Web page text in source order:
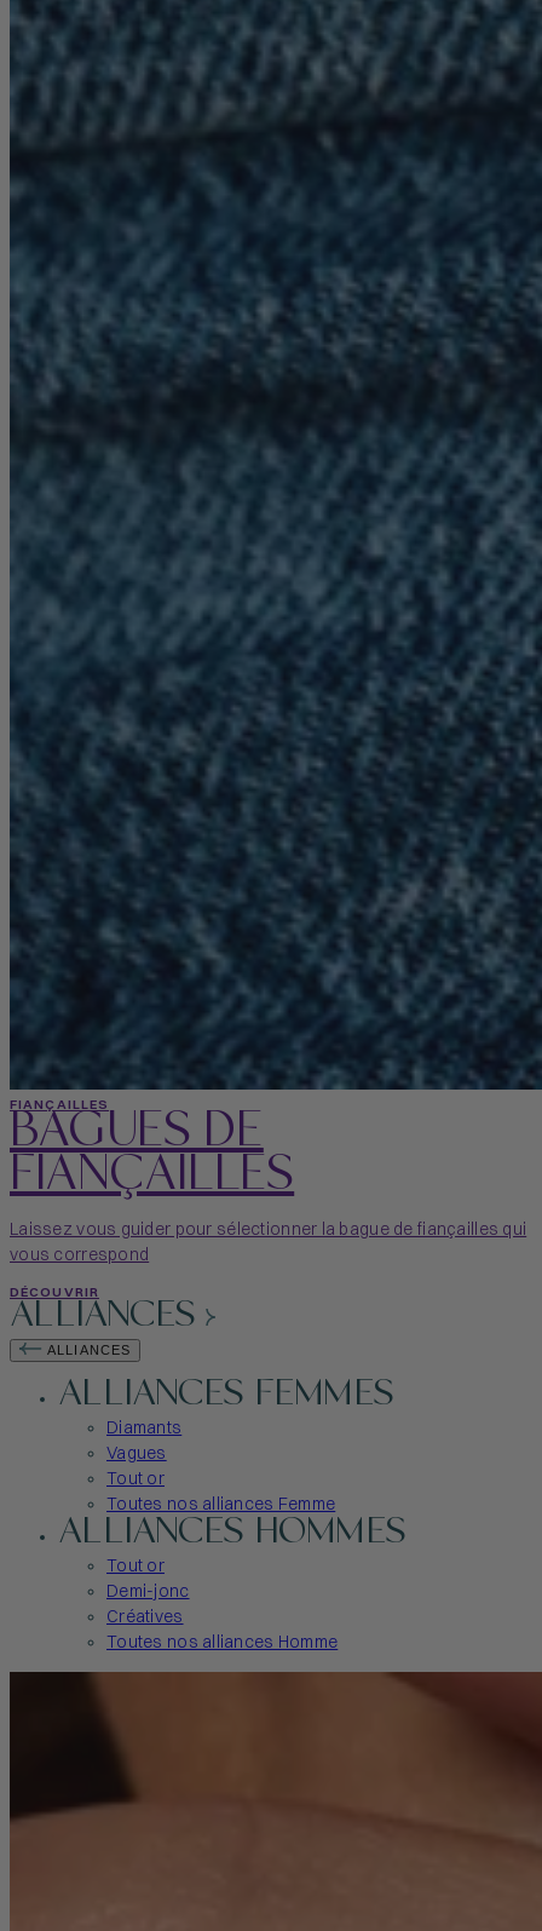
FIANÇAILLES
BAGUES DE
FIANÇAILLES
Laissez vous guider pour sélectionner la bague de fiançailles qui
vous correspond
DÉCOUVRIR
ALLIANCES
ALLIANCES
ALLIANCES FEMMES
Diamants
Vagues
Tout or
Toutes nos alliances Femme
ALLIANCES HOMMES
Tout or
Demi-jonc
Créatives
Toutes nos alliances Homme